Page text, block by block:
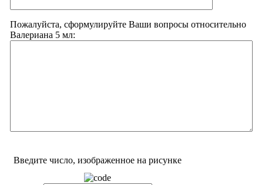
Пожалуйста, сформулируйте Ваши вопросы относительно
Валериана 5 мл:
Введите число, изображенное на рисунке